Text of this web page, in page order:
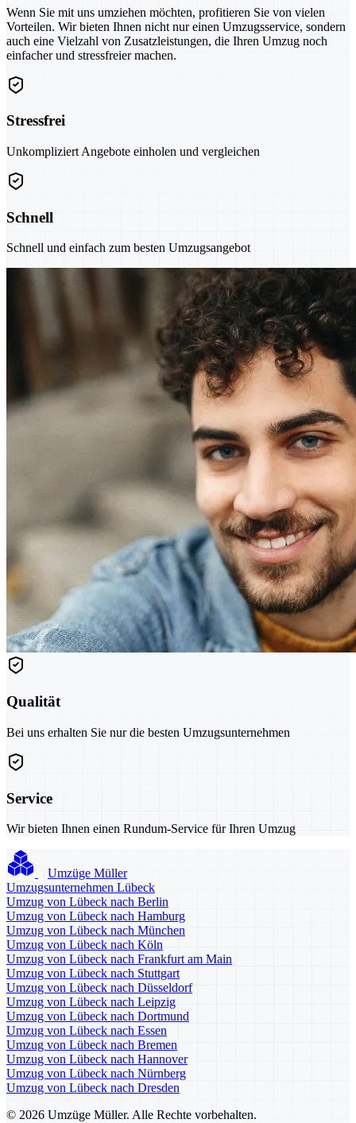
Wenn Sie mit uns umziehen möchten, profitieren Sie von vielen
Vorteilen. Wir bieten Ihnen nicht nur einen Umzugsservice, sondern
auch eine Vielzahl von Zusatzleistungen, die Ihren Umzug noch
einfacher und stressfreier machen.
Stressfrei
Unkompliziert Angebote einholen und vergleichen
Schnell
Schnell und einfach zum besten Umzugsangebot
Qualität
Bei uns erhalten Sie nur die besten Umzugsunternehmen
Service
Wir bieten Ihnen einen Rundum-Service für Ihren Umzug
Umzüge Müller
Umzugsunternehmen Lübeck
Umzug von Lübeck nach Berlin
Umzug von Lübeck nach Hamburg
Umzug von Lübeck nach München
Umzug von Lübeck nach Köln
Umzug von Lübeck nach Frankfurt am Main
Umzug von Lübeck nach Stuttgart
Umzug von Lübeck nach Düsseldorf
Umzug von Lübeck nach Leipzig
Umzug von Lübeck nach Dortmund
Umzug von Lübeck nach Essen
Umzug von Lübeck nach Bremen
Umzug von Lübeck nach Hannover
Umzug von Lübeck nach Nürnberg
Umzug von Lübeck nach Dresden
© 2026 Umzüge Müller. Alle Rechte vorbehalten.